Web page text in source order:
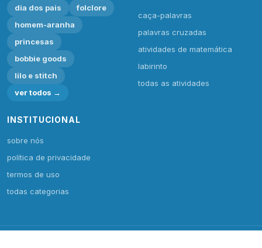
dia dos pais
folclore
homem-aranha
princesas
bobbie goods
lilo e stitch
ver todos →
caça-palavras
palavras cruzadas
atividades de matemática
labirinto
todas as atividades
INSTITUCIONAL
sobre nós
política de privacidade
termos de uso
todas categorias